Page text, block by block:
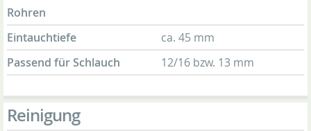
Rohren
Eintauchtiefe
ca. 45 mm
Passend für Schlauch
12/16 bzw. 13 mm
Reinigung